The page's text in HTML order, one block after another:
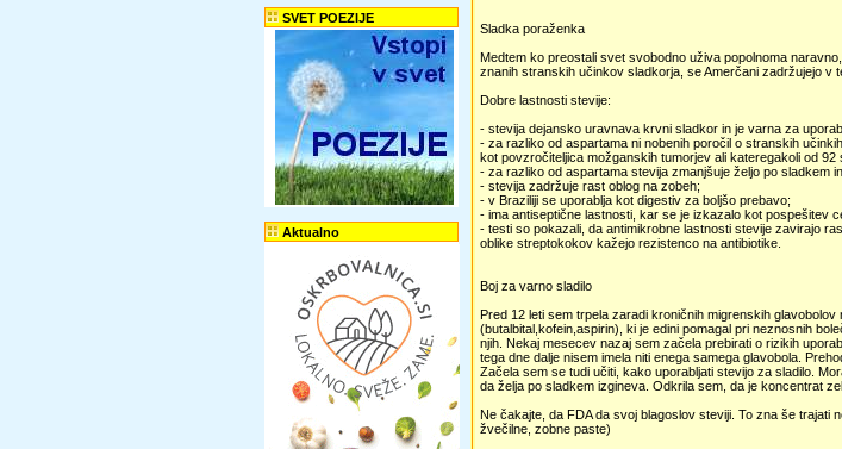
SVET POEZIJE
Aktualno
Sladka poraženka
Medtem ko preostali svet svobodno uživa popolnoma
znanih stranskih učinkov sladkorja, se Amerčani zadržujejo v
Dobre lastnosti stevije:
- stevija dejansko uravnava krvni sladkor in je varna za
- za razliko od aspartama ni nobenih poročil o stranskih
kot povzročiteljica možganskih tumorjev ali kateregakoli od
- za razliko od aspartama stevija zmanjšuje željo po sladkem
- stevija zadržuje rast oblog na zobeh;
- v Braziliji se uporablja kot digestiv za boljšo prebavo;
- ima antiseptične lastnosti, kar se je izkazalo kot pospešitev
- testi so pokazali, da antimikrobne lastnosti stevije zavirajo
oblike streptokokov kažejo rezistenco na antibiotike.
Boj za varno sladilo
Pred 12 leti sem trpela zaradi kroničnih migrenskih
(butalbital,kofein,aspirin), ki je edini pomagal pri neznosnih
njih. Nekaj mesecev nazaj sem začela prebirati o rizikih
tega dne dalje nisem imela niti enega samega glavobola.
Začela sem se tudi učiti, kako uporabljati stevijo za sladilo.
da želja po sladkem izgineva. Odkrila sem, da je koncentrat
Ne čakajte, da FDA da svoj blagoslov steviji. To zna še trajati
žvečilne, zobne paste)